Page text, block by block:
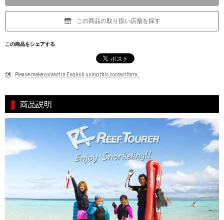
この商品の取り扱い店舗を探す
この商品をシェアする
Please make contact in English using this contact form.
商品説明